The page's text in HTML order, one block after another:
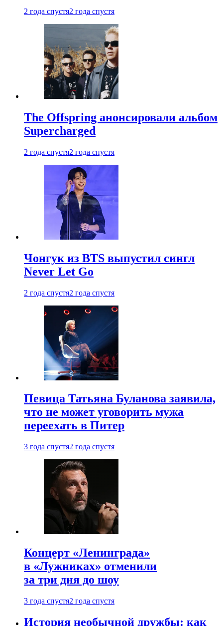
2 года спустя2 года спустя
The Offspring анонсировали альбом
Supercharged
2 года спустя2 года спустя
Чонгук из BTS выпустил сингл
Never Let Go
2 года спустя2 года спустя
Певица Татьяна Буланова заявила,
что не может уговорить мужа
переехать в Питер
3 года спустя2 года спустя
Концерт «Ленинграда»
в «Лужниках» отменили
за три дня до шоу
3 года спустя2 года спустя
История необычной дружбы: как